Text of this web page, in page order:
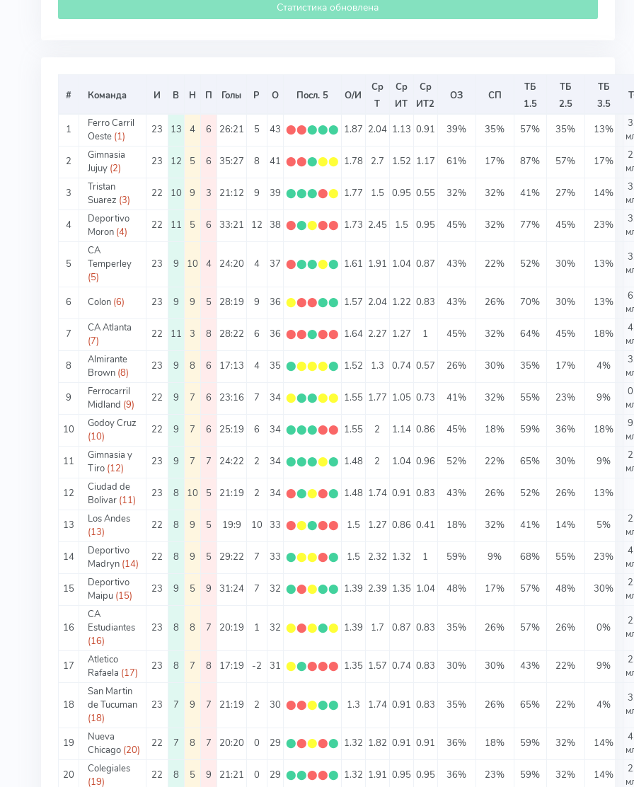
Статистика обновлена
# Команда И В Н П Голы Р О Посл. 5 О/И
Ср
Т
Ср
ИТ
Ср
ИТ2
ОЗ СП
ТБ
1.5
ТБ
2.5
ТБ
3.5
1
Ferro Carril
Oeste (1)
23 13 4 6 26:21 5 43 ⬤⬤⬤⬤⬤ 1.87 2.04 1.13 0.91 39% 35% 57% 35% 13%
2
Gimnasia
Jujuy (2)
23 12 5 6 35:27 8 41 ⬤⬤⬤⬤⬤ 1.78 2.7 1.52 1.17 61% 17% 87% 57% 17%
3
Tristan
Suarez (3)
22 10 9 3 21:12 9 39 ⬤⬤⬤⬤⬤ 1.77 1.5 0.95 0.55 32% 32% 41% 27% 14%
4
Deportivo
Moron (4)
22 11 5 6 33:21 12 38 ⬤⬤⬤⬤⬤ 1.73 2.45 1.5 0.95 45% 32% 77% 45% 23%
5
CA
Temperley
(5)
23 9 10 4 24:20 4 37 ⬤⬤⬤⬤⬤ 1.61 1.91 1.04 0.87 43% 22% 52% 30% 13%
6 Colon (6) 23 9 9 5 28:19 9 36 ⬤⬤⬤⬤⬤ 1.57 2.04 1.22 0.83 43% 26% 70% 30% 13%
7
CA Atlanta
(7)
22 11 3 8 28:22 6 36 ⬤⬤⬤⬤⬤ 1.64 2.27 1.27 1 45% 32% 64% 45% 18%
8
Almirante
Brown (8)
23 9 8 6 17:13 4 35 ⬤⬤⬤⬤⬤ 1.52 1.3 0.74 0.57 26% 30% 35% 17% 4%
9
Ferrocarril
Midland (9)
22 9 7 6 23:16 7 34 ⬤⬤⬤⬤⬤ 1.55 1.77 1.05 0.73 41% 32% 55% 23% 9%
10
Godoy Cruz
(10)
22 9 7 6 25:19 6 34 ⬤⬤⬤⬤⬤ 1.55 2 1.14 0.86 45% 18% 59% 36% 18%
11
Gimnasia y
Tiro (12)
23 9 7 7 24:22 2 34 ⬤⬤⬤⬤⬤ 1.48 2 1.04 0.96 52% 22% 65% 30% 9%
12
Ciudad de
Bolivar (11)
23 8 10 5 21:19 2 34 ⬤⬤⬤⬤⬤ 1.48 1.74 0.91 0.83 43% 26% 52% 26% 13%
13
Los Andes
(13)
22 8 9 5 19:9 10 33 ⬤⬤⬤⬤⬤ 1.5 1.27 0.86 0.41 18% 32% 41% 14% 5%
14
Deportivo
Madryn (14)
22 8 9 5 29:22 7 33 ⬤⬤⬤⬤⬤ 1.5 2.32 1.32 1 59% 9% 68% 55% 23%
15
Deportivo
Maipu (15)
23 9 5 9 31:24 7 32 ⬤⬤⬤⬤⬤ 1.39 2.39 1.35 1.04 48% 17% 57% 48% 30%
16
CA
Estudiantes
(16)
23 8 8 7 20:19 1 32 ⬤⬤⬤⬤⬤ 1.39 1.7 0.87 0.83 35% 26% 57% 26% 0%
17
Atletico
Rafaela (17)
23 8 7 8 17:19 -2 31 ⬤⬤⬤⬤⬤ 1.35 1.57 0.74 0.83 30% 30% 43% 22% 9%
18
San Martin
de Tucuman
(18)
23 7 9 7 21:19 2 30 ⬤⬤⬤⬤⬤ 1.3 1.74 0.91 0.83 35% 26% 65% 22% 4%
19
Nueva
Chicago (20)
22 7 8 7 20:20 0 29 ⬤⬤⬤⬤⬤ 1.32 1.82 0.91 0.91 36% 18% 59% 32% 14%
20
Colegiales
(19)
22 8 5 9 21:21 0 29 ⬤⬤⬤⬤⬤ 1.32 1.91 0.95 0.95 36% 23% 59% 32% 14%